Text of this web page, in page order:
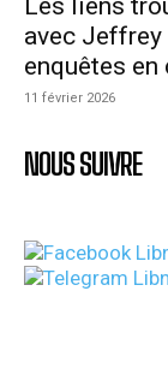
Les liens
avec Jeffrey
enquêtes en
11 février 2026
NOUS SUIVRE